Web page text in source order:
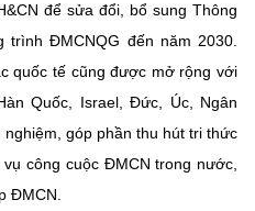
để sửa đổi, bổ sung Thông
ĐMCNQG đến năm 2030.
quốc tế cũng được mở rộng với
Quốc, Israel, Đức, Úc, Ngân
góp phần thu hút tri thức
công cuộc ĐMCN trong nước,
ĐMCN.